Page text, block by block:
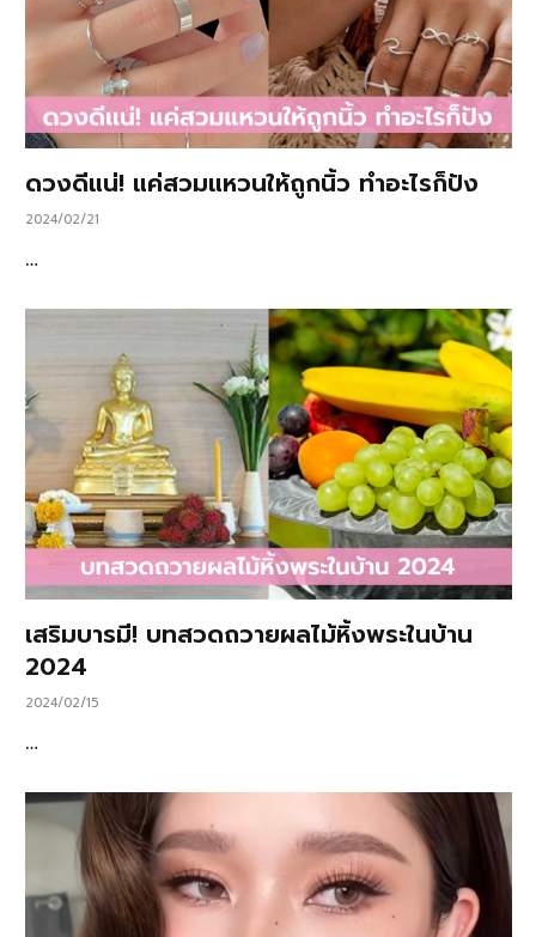
ดวงดีแน่! แค่สวมแหวนให้ถูกนิ้ว ทำอะไรก็ปัง
2024/02/21
…
เสริมบารมี! บทสวดถวายผลไม้หิ้งพระในบ้าน
2024
2024/02/15
…